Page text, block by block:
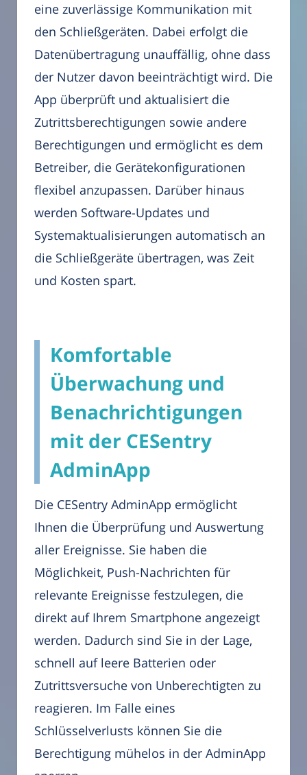
eine zuverlässige Kommunikation mit
den Schließgeräten. Dabei erfolgt die
Datenübertragung unauffällig, ohne dass
der Nutzer davon beeinträchtigt wird. Die
App überprüft und aktualisiert die
Zutrittsberechtigungen sowie andere
Berechtigungen und ermöglicht es dem
Betreiber, die Gerätekonfigurationen
flexibel anzupassen. Darüber hinaus
werden Software-Updates und
Systemaktualisierungen automatisch an
die Schließgeräte übertragen, was Zeit
und Kosten spart.
Komfortable
Überwachung und
Benachrichtigungen
mit der CESentry
AdminApp
Die CESentry AdminApp ermöglicht
Ihnen die Überprüfung und Auswertung
aller Ereignisse. Sie haben die
Möglichkeit, Push-Nachrichten für
relevante Ereignisse festzulegen, die
direkt auf Ihrem Smartphone angezeigt
werden. Dadurch sind Sie in der Lage,
schnell auf leere Batterien oder
Zutrittsversuche von Unberechtigten zu
reagieren. Im Falle eines
Schlüsselverlusts können Sie die
Berechtigung mühelos in der AdminApp